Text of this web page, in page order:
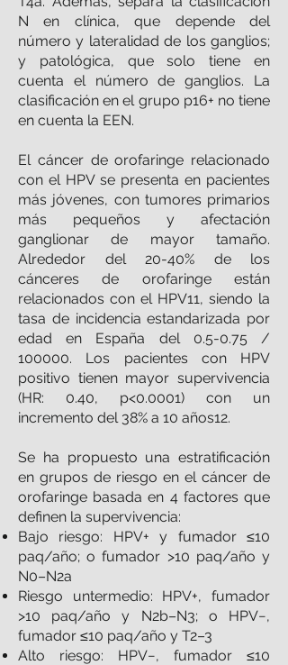
N en clínica, que depende del
número y lateralidad de los ganglios;
y patológica, que solo tiene en
cuenta el número de ganglios. La
clasificación en el grupo p16+ no tiene
en cuenta la EEN.
El cáncer de orofaringe relacionado
con el HPV se presenta en pacientes
más jóvenes, con tumores primarios
más pequeños y afectación
ganglionar de mayor tamaño.
Alrededor del 20-40% de los
cánceres de orofaringe están
relacionados con el HPV11, siendo la
tasa de incidencia estandarizada por
edad en España del 0.5-0.75 /
100000. Los pacientes con HPV
positivo tienen mayor supervivencia
(HR: 0.40, p<0.0001) con un
incremento del 38% a 10 años12.
Se ha propuesto una estratificación
en grupos de riesgo en el cáncer de
orofaringe basada en 4 factores que
definen la supervivencia:
Bajo riesgo: HPV+ y fumador ≤10
paq/año; o fumador >10 paq/año y
N0–N2a
Riesgo untermedio: HPV+, fumador
>10 paq/año y N2b–N3; o HPV−,
fumador ≤10 paq/año y T2–3
Alto riesgo: HPV−, fumador ≤10